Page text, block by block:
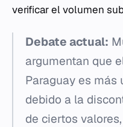
verificar el volumen
Debate actual:
argumentan que
Paraguay es más
debido a la
de ciertos